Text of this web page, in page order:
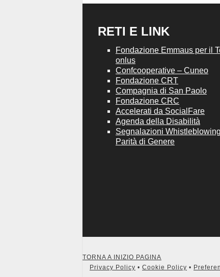
RETI E LINK
Fondazione Emmaus per il
onlus
Confcooperative – Cuneo
Fondazione CRT
Compagnia di San Paolo
Fondazione CRC
Accelerati da SocialFare
Agenda della Disabilità
Segnalazioni
Parità di Genere
TORNA A INIZIO PAGINA
Privacy Policy • Cookie Policy •